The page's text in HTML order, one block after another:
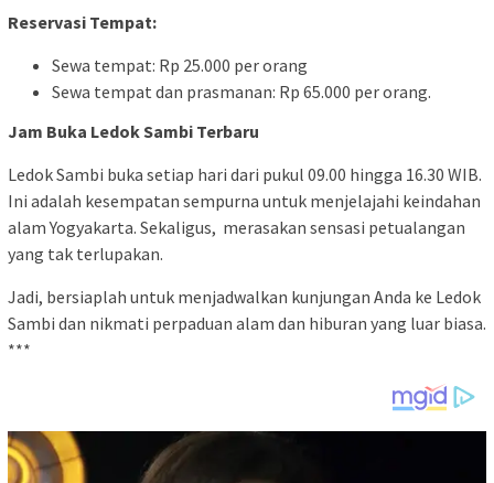
Reservasi Tempat:
Sewa tempat: Rp 25.000 per orang
Sewa tempat dan prasmanan: Rp 65.000 per orang.
Jam Buka Ledok Sambi Terbaru
Ledok Sambi buka setiap hari dari pukul 09.00 hingga 16.30 WIB.
Ini adalah kesempatan sempurna untuk menjelajahi keindahan
alam Yogyakarta. Sekaligus, merasakan sensasi petualangan
yang tak terlupakan.
Jadi, bersiaplah untuk menjadwalkan kunjungan Anda ke Ledok
Sambi dan nikmati perpaduan alam dan hiburan yang luar biasa.
***